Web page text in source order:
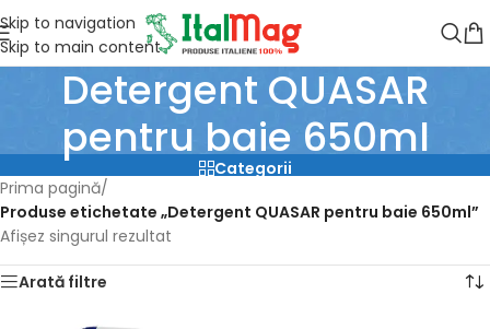
Skip to navigation
Skip to main content
Detergent QUASAR
pentru baie 650ml
Categorii
Prima pagină/
Produse etichetate „Detergent QUASAR pentru baie 650ml”
Afișez singurul rezultat
Arată filtre